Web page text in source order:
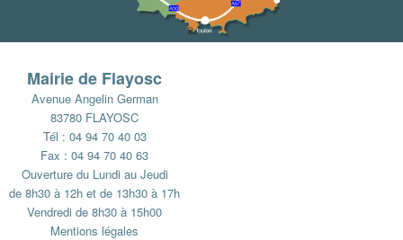
Mairie de Flayosc
Avenue Angelin German
83780 FLAYOSC
Tél : 04 94 70 40 03
Fax : 04 94 70 40 63
Ouverture du Lundi au Jeudi
de 8h30 à 12h et de 13h30 à 17h
Vendredi de 8h30 à 15h00
Mentions légales